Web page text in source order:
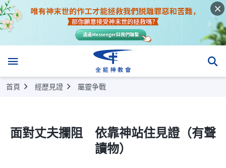
首頁 經歷見證 屬靈争戰
面對丈夫攔阻 依靠神站住見證（有聲
讀物）